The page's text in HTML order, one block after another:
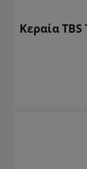
Κεραία